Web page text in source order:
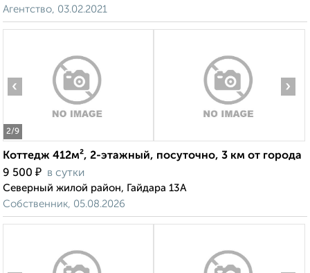
Агентство, 03.02.2021
2/9
‹ ›
Коттедж 412м², 2-этажный, посуточно, 3 км от города
9 500 ₽ в сутки
Северный жилой район, Гайдара 13А
Собственник, 05.08.2026